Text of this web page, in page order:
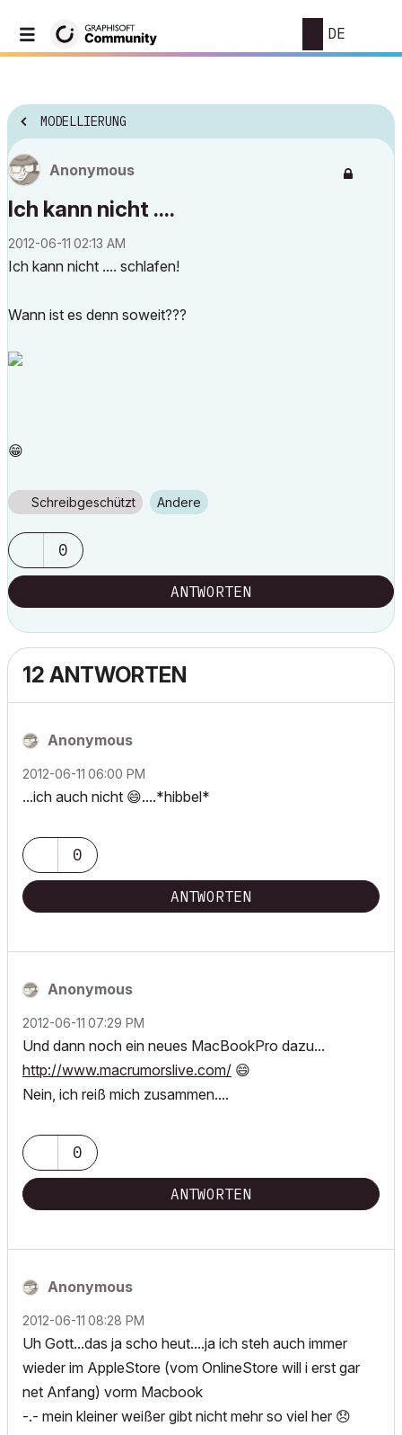
DE
MODELLIERUNG
Anonymous
Ich kann nicht ....
‎2012-06-11 02:13 AM
Ich kann nicht .... schlafen!
Wann ist es denn soweit???
😁
Schreibgeschützt Andere
0
ANTWORTEN
12 ANTWORTEN
Anonymous
‎2012-06-11 06:00 PM
...ich auch nicht 😄....*hibbel*
0
ANTWORTEN
Anonymous
‎2012-06-11 07:29 PM
Und dann noch ein neues MacBookPro dazu...
http://www.macrumorslive.com/ 😄
Nein, ich reiß mich zusammen....
0
ANTWORTEN
Anonymous
‎2012-06-11 08:28 PM
Uh Gott...das ja scho heut....ja ich steh auch immer
wieder im AppleStore (vom OnlineStore will i erst gar
net Anfang) vorm Macbook
-.- mein kleiner weißer gibt nicht mehr so viel her 😞